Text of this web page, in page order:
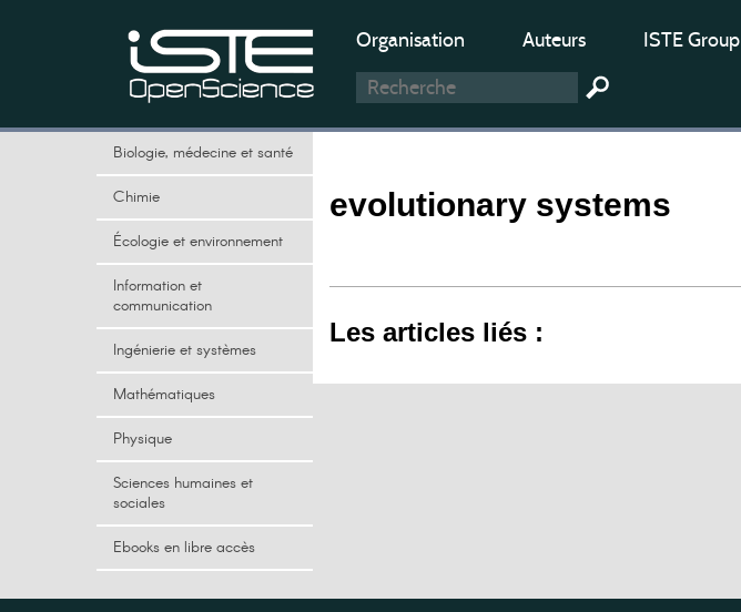
Organisation Auteurs ISTE Group
Biologie, médecine et santé
Chimie
Écologie et environnement
Information et
communication
Ingénierie et systèmes
Mathématiques
Physique
Sciences humaines et
sociales
Ebooks en libre accès
evolutionary systems
Les articles liés :